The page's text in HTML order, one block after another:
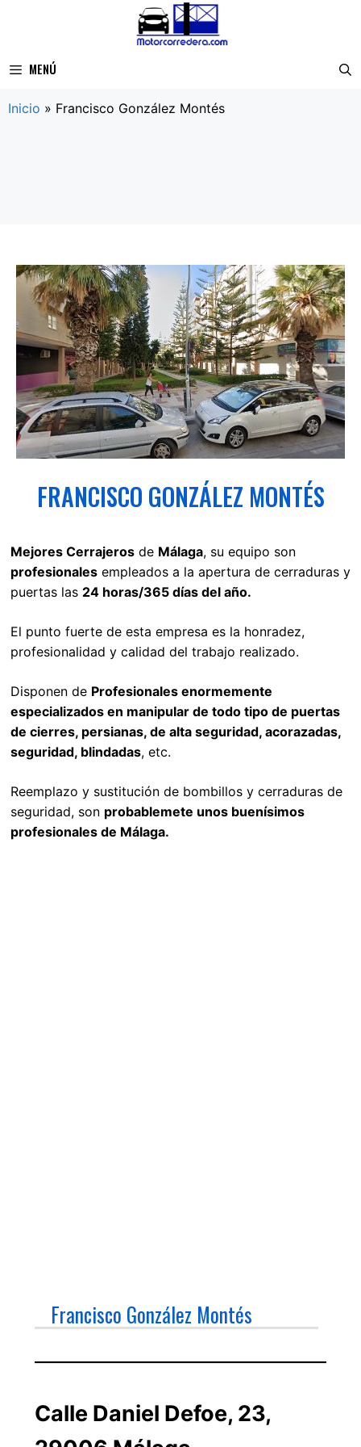
MENÚ
Inicio » Francisco González Montés
FRANCISCO GONZÁLEZ MONTÉS
Mejores Cerrajeros de Málaga, su equipo son
profesionales empleados a la apertura de cerraduras y
puertas las 24 horas/365 días del año.
El punto fuerte de esta empresa es la honradez,
profesionalidad y calidad del trabajo realizado.
Disponen de Profesionales enormemente
especializados en manipular de todo tipo de puertas
de cierres, persianas, de alta seguridad, acorazadas,
seguridad, blindadas, etc.
Reemplazo y sustitución de bombillos y cerraduras de
seguridad, son probablemete unos buenísimos
profesionales de Málaga.
Francisco González Montés
Calle Daniel Defoe, 23,